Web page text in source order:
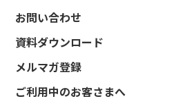
お問い合わせ
資料ダウンロード
メルマガ登録
ご利用中のお客さまへ